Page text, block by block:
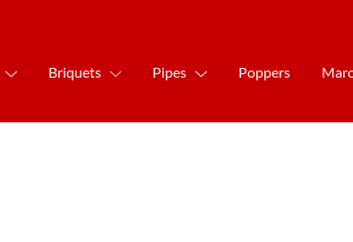
Briquets Pipes Poppers